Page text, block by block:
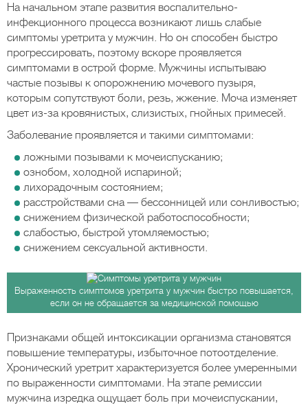
На начальном этапе развития воспалительно-
инфекционного процесса возникают лишь слабые
симптомы уретрита у мужчин. Но он способен быстро
прогрессировать, поэтому вскоре проявляется
симптомами в острой форме. Мужчины испытываю
частые позывы к опорожнению мочевого пузыря,
которым сопутствуют боли, резь, жжение. Моча изменяет
цвет из-за кровянистых, слизистых, гнойных примесей.
Заболевание проявляется и такими симптомами:
ложными позывами к мочеиспусканию;
ознобом, холодной испариной;
лихорадочным состоянием;
расстройствами сна — бессонницей или сонливостью;
снижением физической работоспособности;
слабостью, быстрой утомляемостью;
снижением сексуальной активности.
Выраженность симптомов уретрита у мужчин быстро повышается,
если он не обращается за медицинской помощью
Признаками общей интоксикации организма становятся
повышение температуры, избыточное потоотделение.
Хронический уретрит характеризуется более умеренными
по выраженности симптомами. На этапе ремиссии
мужчина изредка ощущает боль при мочеиспускании,